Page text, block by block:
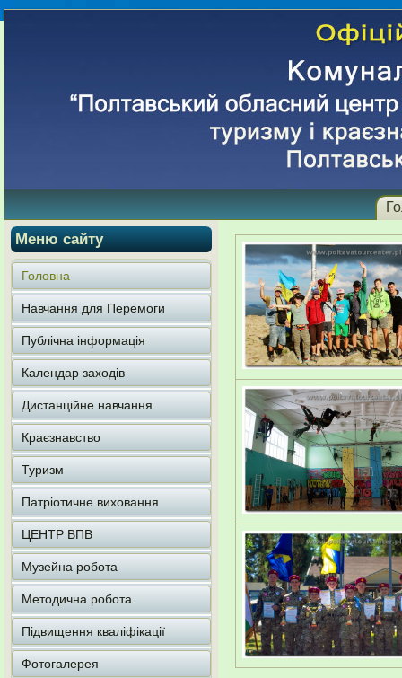
Меню сайту
Головна
Навчання для Перемоги
Публічна інформація
Календар заходів
Дистанційне навчання
Краєзнавство
Туризм
Патріотичне виховання
ЦЕНТР ВПВ
Музейна робота
Методична робота
Підвищення кваліфікації
Фотогалерея